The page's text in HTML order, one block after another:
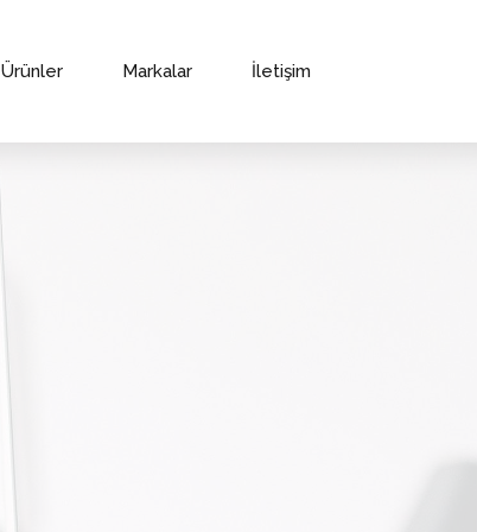
Ürünler Markalar İletişim